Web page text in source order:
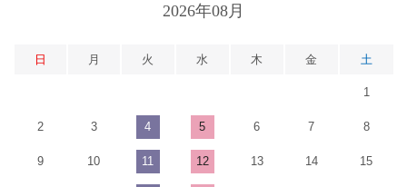
2026年08月
日 月 火 水 木 金 土
1
2 3 4 5 6 7 8
9 10 11 12 13 14 15